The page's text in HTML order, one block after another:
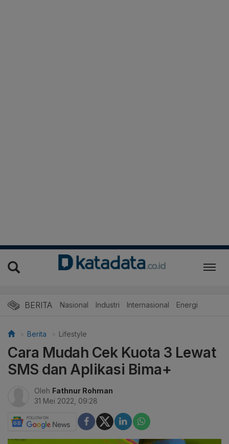
BERITA Nasional Industri Internasional Energi
Berita Lifestyle
Cara Mudah Cek Kuota 3 Lewat
SMS dan Aplikasi Bima+
Oleh Fathnur Rohman
31 Mei 2022, 09:28